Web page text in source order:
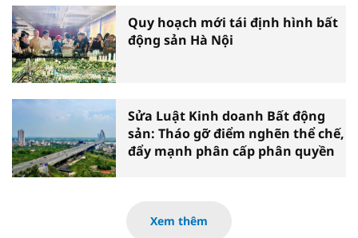
Quy hoạch mới tái định hình bất
động sản Hà Nội
Sửa Luật Kinh doanh Bất động
sản: Tháo gỡ điểm nghẽn thể chế,
đẩy mạnh phân cấp phân quyền
Xem thêm